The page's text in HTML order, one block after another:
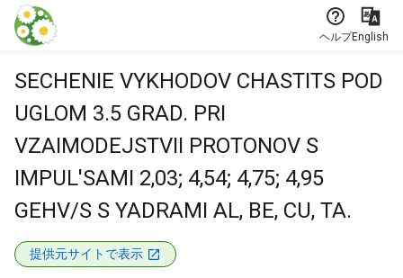
本文に飛ぶ
ヘルプEnglish
SECHENIE VYKHODOV CHASTITS POD
UGLOM 3.5 GRAD. PRI
VZAIMODEJSTVII PROTONOV S
IMPUL'SAMI 2,03; 4,54; 4,75; 4,95
GEHV/S S YADRAMI AL, BE, CU, TA.
提供元サイトで表示